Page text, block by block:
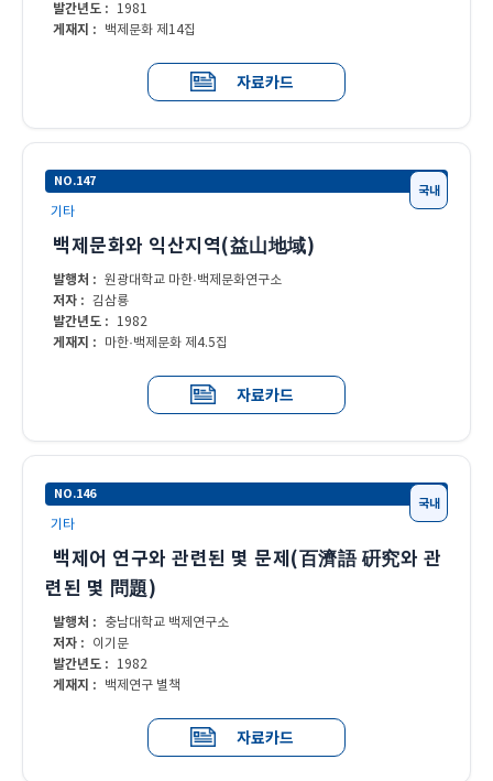
발간년도 : 1981
게재지 : 백제문화 제14집
자료카드
NO.147
기타
백제문화와 익산지역(益山地域)
발행처 : 원광대학교 마한·백제문화연구소
저자 : 김삼룡
발간년도 : 1982
게재지 : 마한·백제문화 제4.5집
자료카드
국내
NO.146
기타
백제어 연구와 관련된 몇 문제(百濟語 硏究와 관
련된 몇 問題)
발행처 : 충남대학교 백제연구소
저자 : 이기문
발간년도 : 1982
게재지 : 백제연구 별책
자료카드
국내